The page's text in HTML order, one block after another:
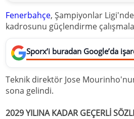
Fenerbahçe, Şampiyonlar
kadrosunu güçlendirme
Sporx’i buradan Google’da
Teknik direktör Jose
sona gelindi.
2029 YILINA KADAR GEÇERLİ